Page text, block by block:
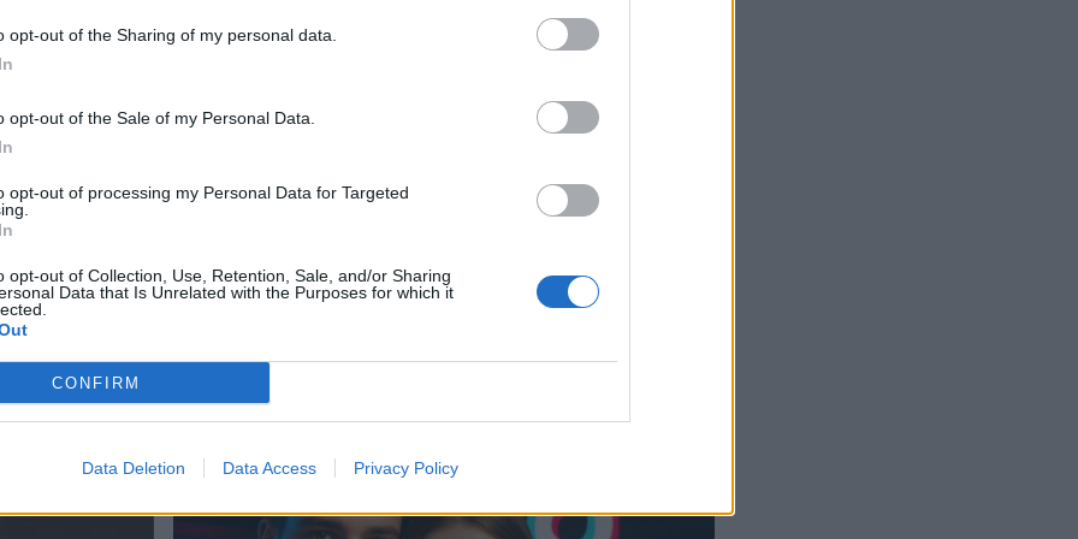
opt-out of the Sharing of my personal data.
opt-out of the Sale of my Personal Data.
opt-out of processing my Personal Data for Targeted
opt-out of Collection, Use, Retention, Sale, and/or Sharing
Data that Is Unrelated with the Purposes for which it
CONFIRM
Data Deletion Data Access Privacy Policy
vuoksi
–
hurja
-näytöksessä